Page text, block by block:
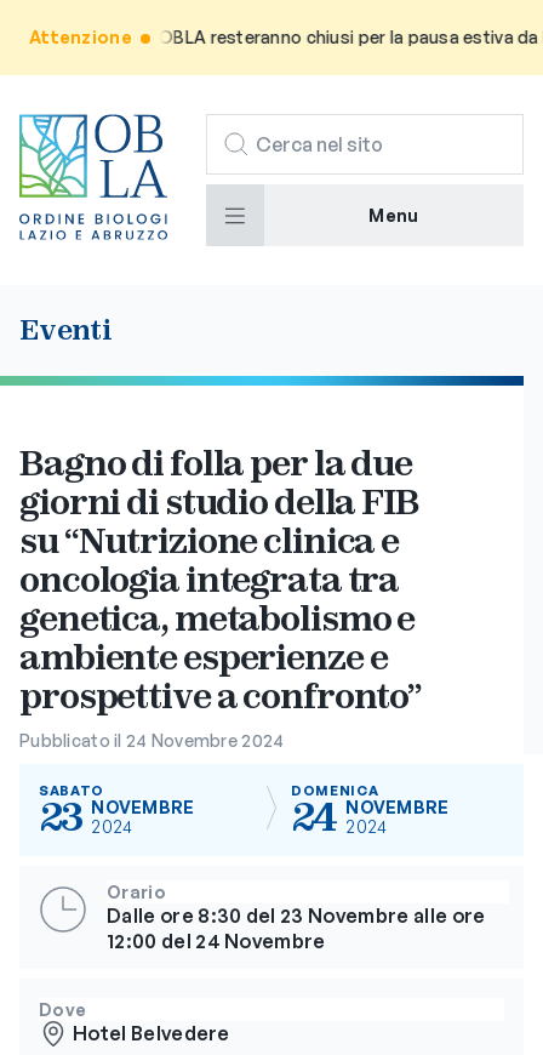
Attenzione
uffici OBLA resteranno chiusi per la pausa estiva da lunedì 3
CERCA
Menu
Eventi
Bagno di folla per la due
giorni di studio della FIB
su “Nutrizione clinica e
oncologia integrata tra
genetica, metabolismo e
ambiente esperienze e
prospettive a confronto”
Pubblicato il 24 Novembre 2024
SABATO
23 NOVEMBRE
2024
DOMENICA
24 NOVEMBRE
2024
Orario
Dalle ore 8:30 del 23 Novembre alle ore
12:00 del 24 Novembre
Dove
Hotel Belvedere